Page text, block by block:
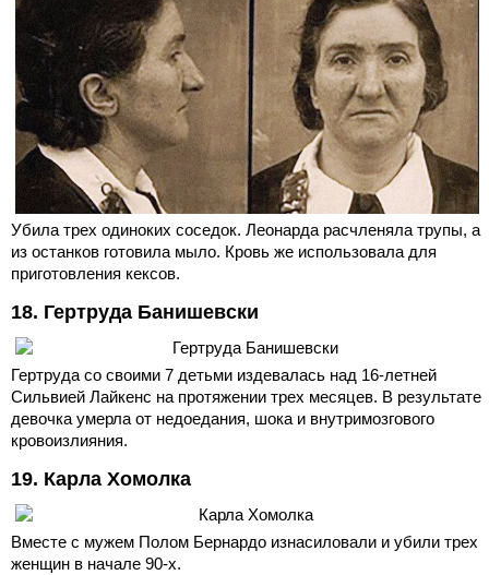
Убила трех одиноких соседок. Леонарда расчленяла трупы, а
из останков готовила мыло. Кровь же использовала для
приготовления кексов.
18. Гертруда Банишевски
Гертруда со своими 7 детьми издевалась над 16-летней
Сильвией Лайкенс на протяжении трех месяцев. В результате
девочка умерла от недоедания, шока и внутримозгового
кровоизлияния.
19. Карла Хомолка
Вместе с мужем Полом Бернардо изнасиловали и убили трех
женщин в начале 90-х.